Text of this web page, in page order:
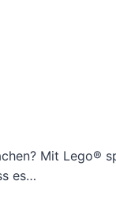
Mit Lego®
es…